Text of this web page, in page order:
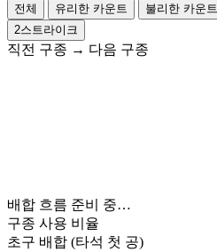
전체 유리한 카운트 불리한 카운트
2스트라이크
직전 구종 → 다음 구종
배합 흐름 준비 중…
구종 사용 비율
초구 배합 (타석 첫 공)